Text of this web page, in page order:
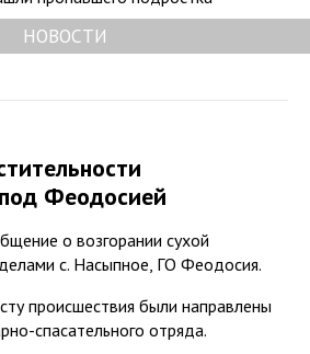
НОВОСТИ
Феодосией
о возгорании сухой
с. Насыпное, ГО Феодосия.
происшествия были направлены
спасательного отряда.